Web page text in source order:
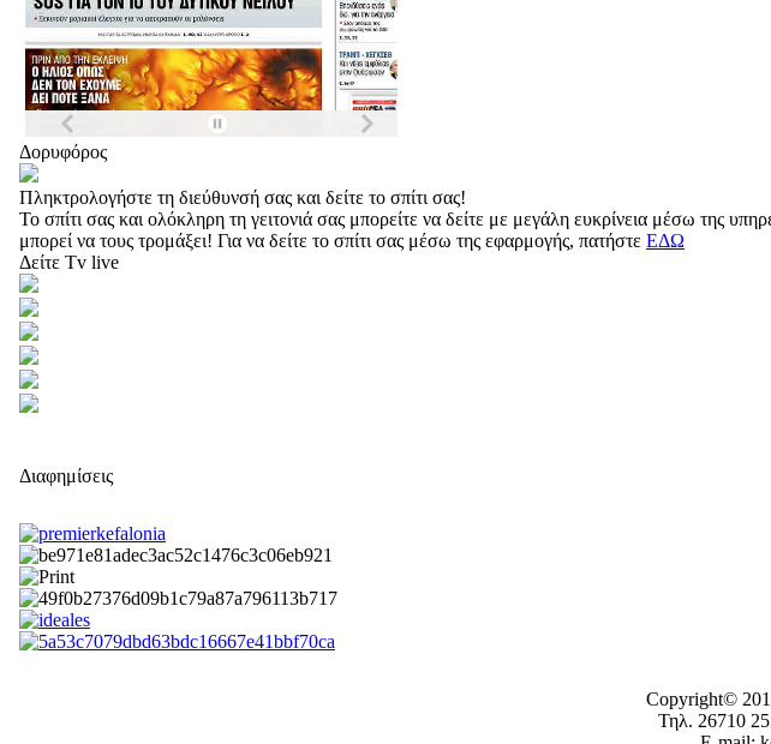
Δορυφόρος
Πληκτρολογήστε τη διεύθυνσή σας και δείτε το σπίτι σας!
Το σπίτι σας και ολόκληρη τη γειτονιά σας μπορείτε να δείτε με μεγάλη ευκρίνεια μέσω της
μπορεί να τους τρομάξει! Για να δείτε το σπίτι σας μέσω της εφαρμογής, πατήστε ΕΔΩ
Δείτε Tv live
Διαφημίσεις
Copyright©
Τηλ. 26710